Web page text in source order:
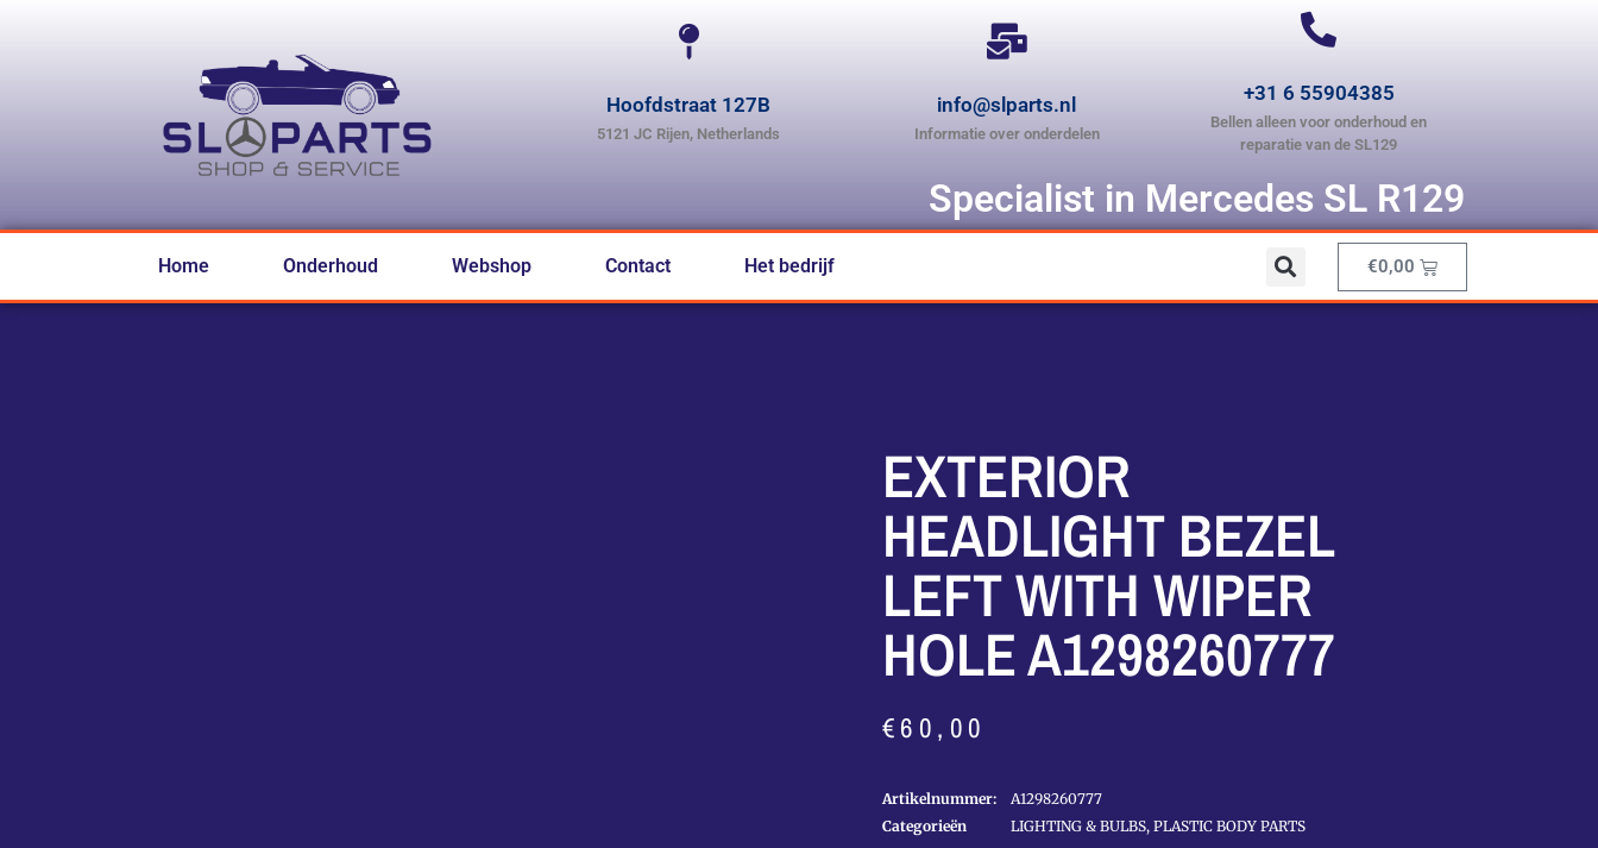
Hoofdstraat 127B
5121 JC Rijen, Netherlands
info@slparts.nl
Informatie over onderdelen
+31 6 55904385
Bellen alleen voor onderhoud en
reparatie van de SL129
Specialist in Mercedes SL R129
Home Onderhoud Webshop Contact Het bedrijf €0,00
EXTERIOR
HEADLIGHT BEZEL
LEFT WITH WIPER
HOLE A1298260777
€60,00
Artikelnummer:
A1298260777
Categorieën
LIGHTING & BULBS, PLASTIC BODY PARTS